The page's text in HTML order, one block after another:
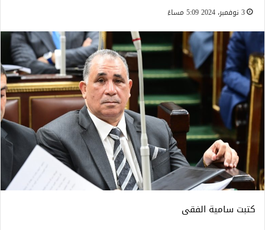
3 نوفمبر، 2024 5:09 مساءً
كتبت سامية الفقى